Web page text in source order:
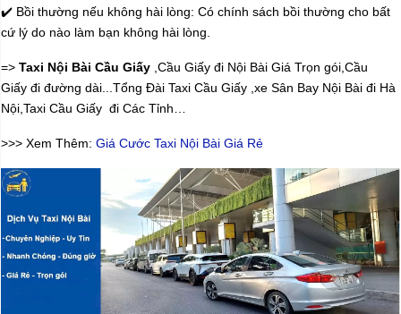
✔️ Bồi thường nếu không hài lòng: Có chính sách bồi thường cho bất
cứ lý do nào làm bạn không hài lòng.
=> Taxi Nội Bài Cầu Giấy ,Cầu Giấy đi Nội Bài Giá Trọn gói,Cầu
Giấy đi đường dài...Tổng Đài Taxi Cầu Giấy ,xe Sân Bay Nội Bài đi Hà
Nội,Taxi Cầu Giấy đi Các Tỉnh…
>>> Xem Thêm: Giá Cước Taxi Nội Bài Giá Rẻ